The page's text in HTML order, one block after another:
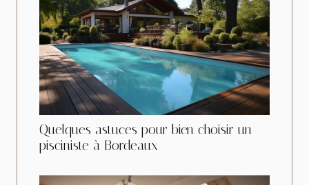
Quelques astuces pour bien choisir un
pisciniste à Bordeaux